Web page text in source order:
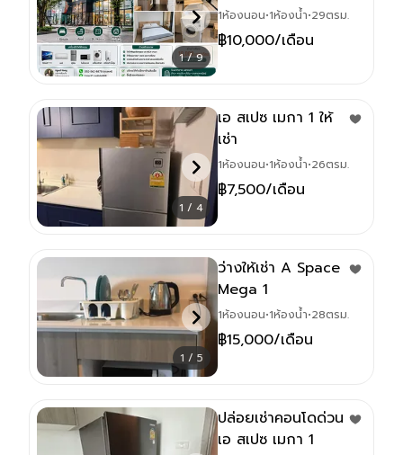
1 / 9
บางนา
1ห้องนอน•1ห้องน้ำ•29ตรม.
฿10,000/เดือน
1 / 4
เอ สเปซ เมกา 1 ให้
เช่า
1ห้องนอน•1ห้องน้ำ•26ตรม.
฿7,500/เดือน
1 / 5
ว่างให้เช่า A Space
Mega 1
1ห้องนอน•1ห้องน้ำ•28ตรม.
฿15,000/เดือน
ปล่อยเช่าคอนโดด่วน
เอ สเปซ เมกา 1